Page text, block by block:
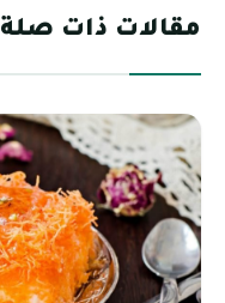
مقالات ذات صلة